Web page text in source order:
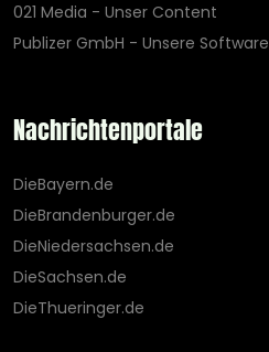
021 Media - Unser Content
Publizer GmbH - Unsere Software
Nachrichtenportale
DieBayern.de
DieBrandenburger.de
DieNiedersachsen.de
DieSachsen.de
DieThueringer.de